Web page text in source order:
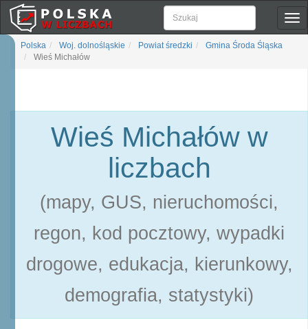
Polska Woj. dolnośląskie Powiat średzki
Gmina Środa Śląska
Wieś Michałów
Wieś Michałów w
liczbach
(mapy, GUS, nieruchomości,
regon, kod pocztowy, wypadki
drogowe, edukacja, kierunkowy,
demografia, statystyki)